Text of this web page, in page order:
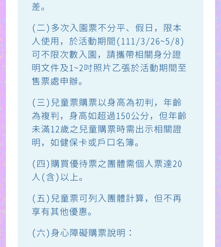
差。
(二)多次入園票不分平、假日，限本
人使用，於活動期間(111/3/26~5/8)
可不限次數入園，請攜帶相關身分證
明文件及1~2吋照片乙張於活動期間至
售票處申辦。
(三)兒童票購票以身高為初判，年齡
為複判，身高如超過150公分，但年齡
未滿12歲之兒童購票時需出示相關證
明，如健保卡或戶口名簿。
(四)購買優待票之團體需個人票達20
人(含)以上。
(五)兒童票可列入團體計算，但不再
享有其他優惠。
(六)身心障礙購票說明：